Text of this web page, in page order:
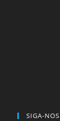
SIGA-NOS